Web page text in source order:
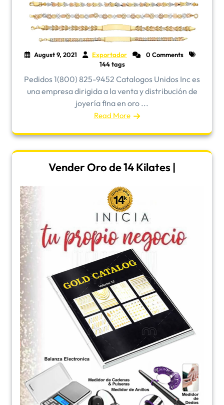
August 9, 2021 Exportador
0 Comments
144 tags
Pedidos 1(800) 825-9452 Catalogos Unidos Inc es
una empresa dirigida a la venta y distribución de
joyería fina en oro ...
Read More
Vender Oro de 14 Kilates |